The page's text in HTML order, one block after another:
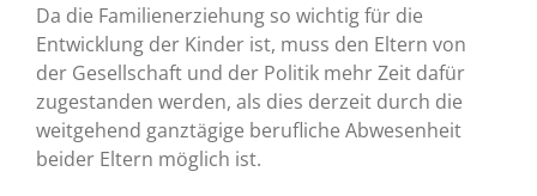
Da die Familienerziehung so wichtig für die
Entwicklung der Kinder ist, muss den Eltern von
der Gesellschaft und der Politik mehr Zeit dafür
zugestanden werden, als dies derzeit durch die
weitgehend ganztägige berufliche Abwesenheit
beider Eltern möglich ist.